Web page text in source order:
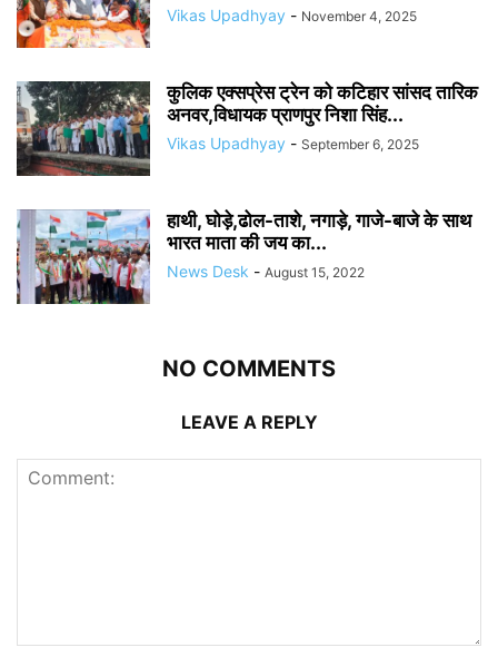
Vikas Upadhyay - November 4, 2025
कुलिक एक्सप्रेस ट्रेन को कटिहार सांसद तारिक
अनवर,विधायक प्राणपुर निशा सिंह...
Vikas Upadhyay - September 6, 2025
हाथी, घोड़े,ढोल-ताशे, नगाड़े, गाजे-बाजे के साथ
भारत माता की जय का...
News Desk - August 15, 2022
NO COMMENTS
LEAVE A REPLY